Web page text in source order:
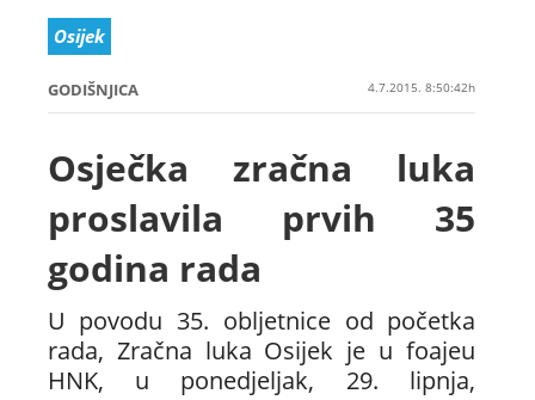
Osijek
GODIŠNJICA 4.7.2015. 8:50:42h
Osječka zračna luka
proslavila prvih 35
godina rada
U povodu 35. obljetnice od početka
rada, Zračna luka Osijek je u foajeu
HNK, u ponedjeljak, 29. lipnja,